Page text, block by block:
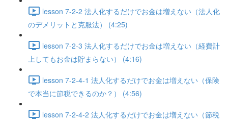
lesson 7-2-2 法人化するだけでお金は増えない（法人化
のデメリットと克服法） (4:25)
lesson 7-2-3 法人化するだけでお金は増えない（経費計
上してもお金は貯まらない） (4:16)
lesson 7-2-4-1 法人化するだけでお金は増えない（保険
で本当に節税できるのか？） (4:56)
lesson 7-2-4-2 法人化するだけでお金は増えない（節税